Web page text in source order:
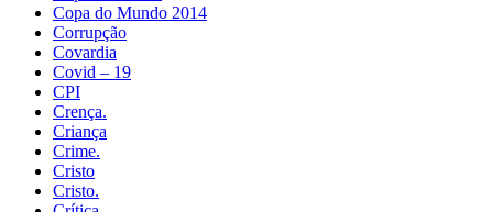
Copa do Mundo 2014
Corrupção
Covardia
Covid – 19
CPI
Crença.
Criança
Crime.
Cristo
Cristo.